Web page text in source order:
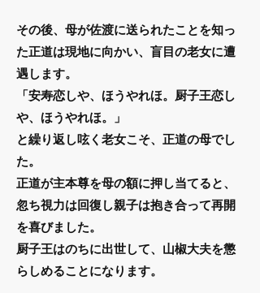
その後、母が佐渡に送られたことを知っ
た正道は現地に向かい、盲目の老女に遭
遇します。
「安寿恋しや、ほうやれほ。厨子王恋し
や、ほうやれほ。」
と繰り返し呟く老女こそ、正道の母でし
た。
正道が主本尊を母の額に押し当てると、
忽ち視力は回復し親子は抱き合って再開
を喜びました。
​厨子王はのちに出世して、山椒大夫を懲
らしめることになります。